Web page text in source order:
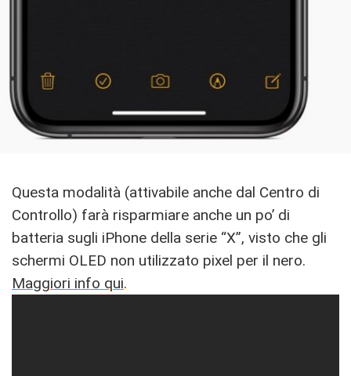
Questa modalità (attivabile anche dal Centro di
Controllo) farà risparmiare anche un po’ di
batteria sugli iPhone della serie “X”, visto che gli
schermi OLED non utilizzato pixel per il nero.
Maggiori info qui.